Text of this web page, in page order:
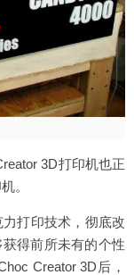
3D打印机也正
。
打印技术，彻底改
得前所未有的个性
Creator 3D后，